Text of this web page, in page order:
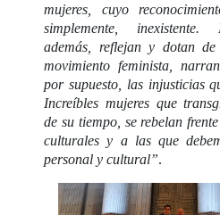
mujeres, cuyo
simplemente, inexistente.
además, reflejan y dotan
movimiento feminista,
por supuesto, las injusticias
Increíbles mujeres que
de su tiempo, se rebelan
culturales y a las que
personal y cultural”.